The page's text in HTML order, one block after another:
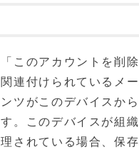
「このアカウントを削
関連付けられているメ
ンツがこのデバイスか
す。このデバイスが組
理されている場合、保